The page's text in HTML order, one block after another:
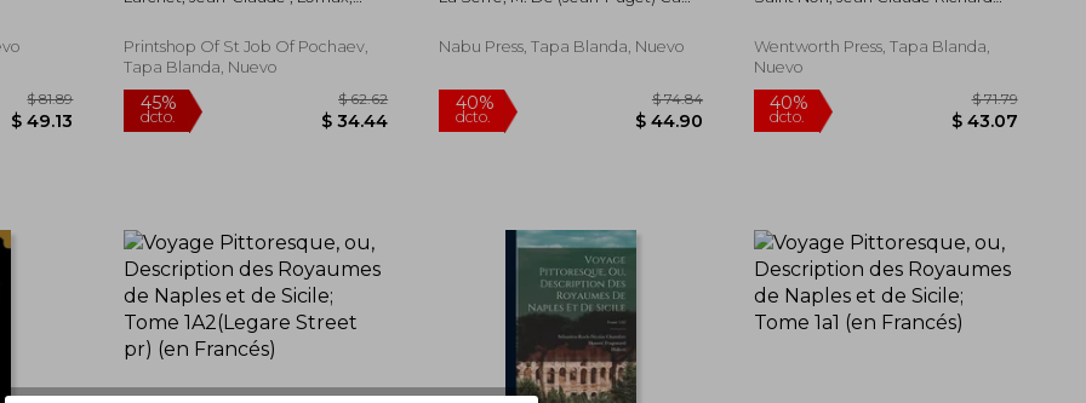
$ 81.89
$ 49.13
Printshop Of St Job Of Pochaev,
Tapa Blanda, Nuevo
45%
dcto.
Des Compliments De La
Francés)
Nabu Press, Tapa Blanda, Nuevo
40%
dcto.
$ 74.84
$ 44.90
4A2 (en Francés)
Se&#769;bastien-Roch-Nicolas 1 ;
Fragonard, Honore&#769; 1732-
Wentworth Press, Tapa Blanda,
Nuevo
40%
dcto.